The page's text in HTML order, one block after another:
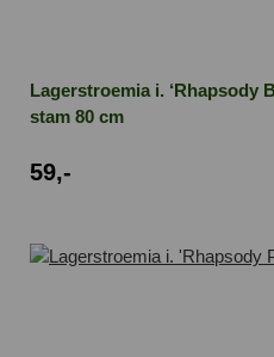
Lagerstroemia i. ‘Rhapsody
stam 80 cm
59,-